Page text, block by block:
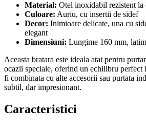
Material: Otel inoxidabil rezistent la
Culoare: Auriu, cu insertii de sidef
Decor: Inimioare delicate, una cu
elegant
Dimensiuni: Lungime 160 mm,
Aceasta bratara este ideala atat pentru
ocazii speciale, oferind un echilibru perfect
fi combinata cu alte accesorii sau purtata
subtil, dar impresionant.
Caracteristici